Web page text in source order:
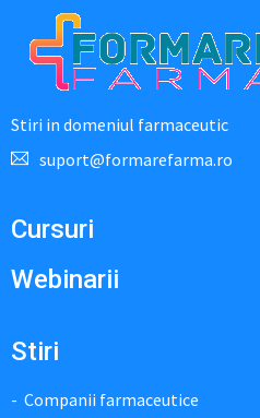
Stiri in domeniul farmaceutic
suport@formarefarma.ro
Cursuri
Webinarii
Stiri
Companii farmaceutice